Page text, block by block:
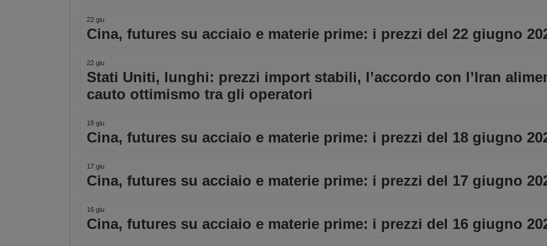
22 giu
Cina, futures su acciaio e materie prime: i prezzi del 22 giugno
22 giu
Stati Uniti, lunghi: prezzi import stabili, l’accordo con l’Iran
cauto ottimismo tra gli operatori
18 giu
Cina, futures su acciaio e materie prime: i prezzi del 18 giugno
17 giu
Cina, futures su acciaio e materie prime: i prezzi del 17 giugno
16 giu
Cina, futures su acciaio e materie prime: i prezzi del 16 giugno